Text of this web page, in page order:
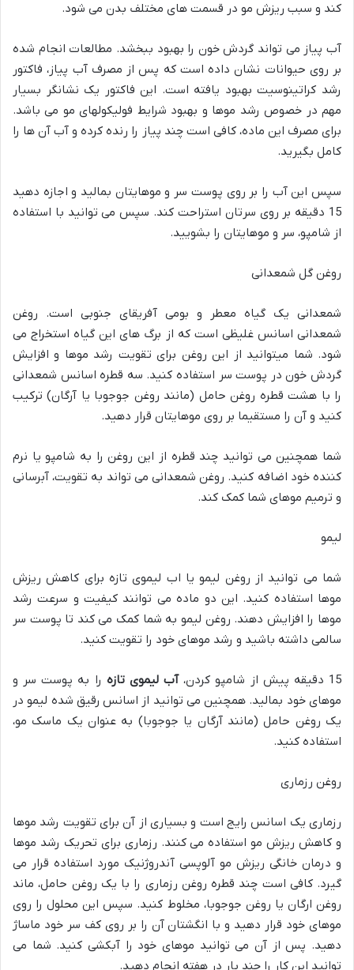
کند و سبب ریزش مو در قسمت های مختلف بدن می شود.
آب پیاز می تواند گردش خون را بهبود ببخشد. مطالعات انجام شده
بر روی حیوانات نشان داده است که پس از مصرف آب پیاز، فاکتور
رشد کراتینوسیت بهبود یافته است. این فاکتور یک نشانگر بسیار
مهم در خصوص رشد موها و بهبود شرایط فولیکولهای مو می باشد.
برای مصرف این ماده، کافی است چند پیاز را رنده کرده و آب آن ها را
کامل بگیرید.
سپس این آب را بر روی پوست سر و موهایتان بمالید و اجازه دهید
15 دقیقه بر روی سرتان استراحت کند. سپس می توانید با استفاده
از شامپو، سر و موهایتان را بشویید.
روغن گل شمعدانی
شمعدانی یک گیاه معطر و بومی آفریقای جنوبی است. روغن
شمعدانی اسانس غلیظی است که از برگ های این گیاه استخراج می
شود. شما میتوانید از این روغن برای تقویت رشد موها و افزایش
گردش خون در پوست سر استفاده کنید. سه قطره اسانس شمعدانی
را با هشت قطره روغن حامل (مانند روغن جوجوبا یا آرگان) ترکیب
کنید و آن را مستقیما بر روی موهایتان قرار دهید.
شما همچنین می توانید چند قطره از این روغن را به شامپو یا نرم
کننده خود اضافه کنید. روغن شمعدانی می تواند به تقویت، آبرسانی
و ترمیم موهای شما کمک کند.
لیمو
شما می توانید از روغن لیمو یا اب لیموی تازه برای کاهش ریزش
موها استفاده کنید. این دو ماده می توانند کیفیت و سرعت رشد
موها را افزایش دهند. روغن لیمو به شما کمک می کند تا پوست سر
سالمی داشته باشید و رشد موهای خود را تقویت کنید.
15 دقیقه پیش از شامپو کردن، آب لیموی تازه را به پوست سر و
موهای خود بمالید. همچنین می توانید از اسانس رقیق شده لیمو در
یک روغن حامل (مانند آرگان یا جوجوبا) به عنوان یک ماسک مو،
استفاده کنید.
روغن رزماری
رزماری یک اسانس رایج است و بسیاری از آن برای تقویت رشد موها
و کاهش ریزش مو استفاده می کنند. رزماری برای تحریک رشد موها
و درمان خانگی ریزش مو آلوپسی آندروژنیک مورد استفاده قرار می
گیرد. کافی است چند قطره روغن رزماری را با یک روغن حامل، ماند
روغن ارگان یا روغن جوجوبا، مخلوط کنید. سپس این محلول را روی
موهای خود قرار دهید و با انگشتان آن را بر روی کف سر خود ماساژ
دهید. پس از آن می توانید موهای خود را آبکشی کنید. شما می
توانید این کار را چند بار در هفته انجام دهید.